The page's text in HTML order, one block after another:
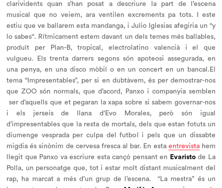
clarividents quan s’han posat a descriure la part de l’escena
musical que no veiem, ara ventilen excrements pa tots. I este
estiu que ve ballarem esta mandanga, i Julio Iglesias afegiria un “y
lo sabes“. Rítmicament estem davant un dels temes més ballables,
produït per Plan-B, tropical, electrolatino valencià i el que
vulgueu. Els trenta darrers segons són apoteosi assegurada, en
una penya, en una disco mòbil o en un concert en un bancal.El
tema “Impresentables”, per si en dubtàvem, és per demostrar-nos
que ZOO són normals, que d’acord, Panxo i companyia semblen
ser d’aquells que et pegaran la xapa sobre si sabem governar-nos
i els jerseis de llana d’Evo Morales, però són igual
d’impresentables que la resta de mortals, dels que estan fotuts un
diumenge vesprada per culpa del futbol i pels que un dissabte
migdia és sinònim de cervesa fresca al bar. En esta entrevistahem
llegit que Panxo va escriure esta cançó pensant en
Evaristode La
Polla, un personatge que, tot i estar molt distant musicalment del
rap, ha marcat a més d’un grup de l’escena. “La mestra” és un